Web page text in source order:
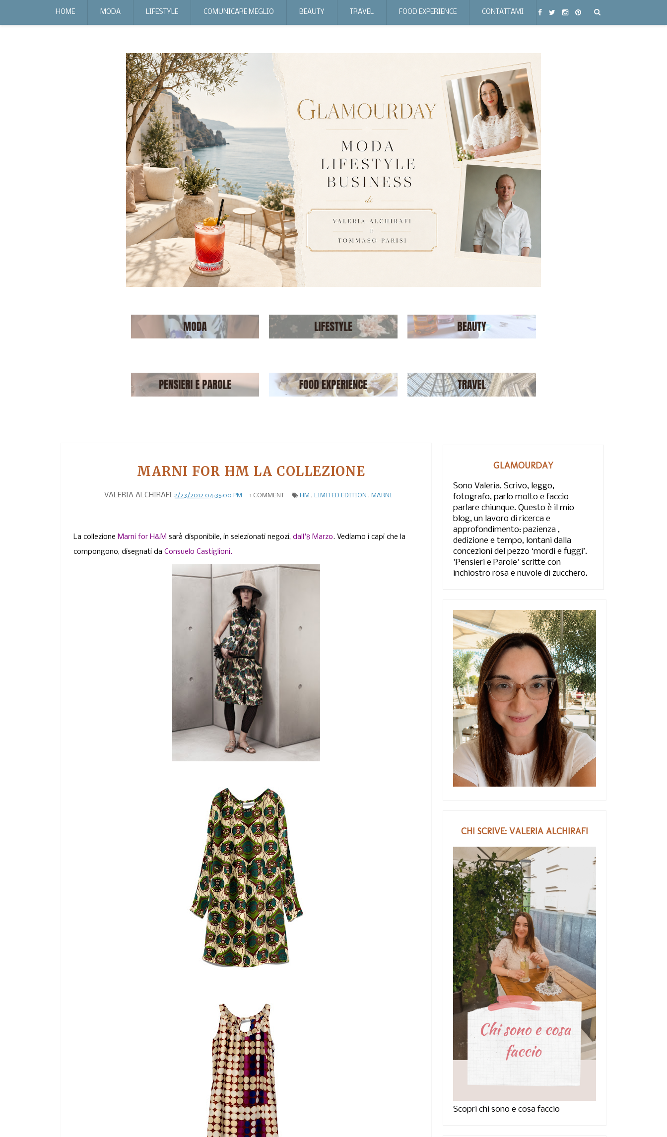
HOME MODA LIFESTYLE COMUNICARE MEGLIO BEAUTY TRAVEL FOOD EXPERIENCE CONTATTAMI
MARNI FOR HM LA COLLEZIONE
VALERIA ALCHIRAFI 2/23/2012 04:35:00 PM 1 COMMENT HM , LIMITED EDITION , MARNI
La collezione Marni for H&M sarà disponibile, in selezionati negozi, dall'8 Marzo. Vediamo i capi che la
compongono, disegnati da Consuelo Castiglioni.
GLAMOURDAY
Sono Valeria. Scrivo, leggo,
fotografo, parlo molto e faccio
parlare chiunque. Questo è il mio
blog, un lavoro di ricerca e
approfondimento: pazienza ,
dedizione e tempo, lontani dalla
concezioni del pezzo ‘mordi e fuggi’.
'Pensieri e Parole' scritte con
inchiostro rosa e nuvole di zucchero.
CHI SCRIVE: VALERIA ALCHIRAFI
Scopri chi sono e cosa faccio